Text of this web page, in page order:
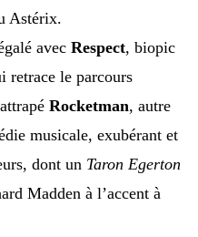
Astérix.
avec Respect, biopic
retrace le parcours
Rocketman, autre
musicale, exubérant et
dont un Taron Egerton
Madden à l’accent à